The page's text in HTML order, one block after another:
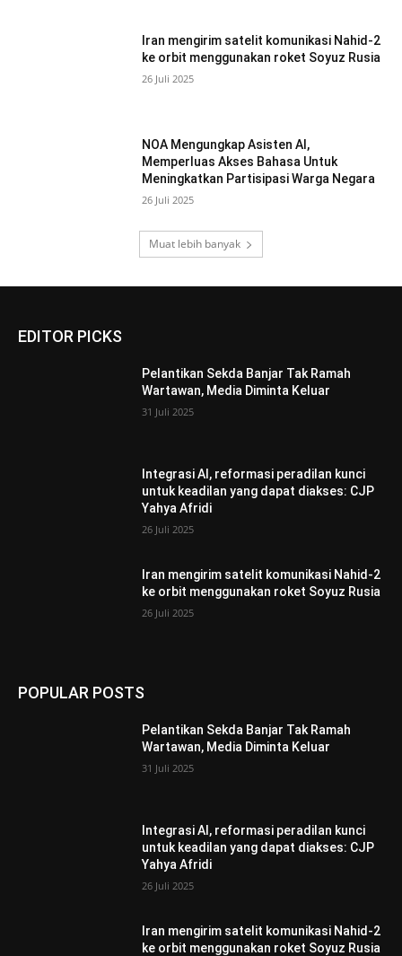
Iran mengirim satelit komunikasi Nahid-2
ke orbit menggunakan roket Soyuz Rusia
26 Juli 2025
NOA Mengungkap Asisten AI,
Memperluas Akses Bahasa Untuk
Meningkatkan Partisipasi Warga Negara
26 Juli 2025
Muat lebih banyak
EDITOR PICKS
Pelantikan Sekda Banjar Tak Ramah
Wartawan, Media Diminta Keluar
31 Juli 2025
Integrasi AI, reformasi peradilan kunci
untuk keadilan yang dapat diakses: CJP
Yahya Afridi
26 Juli 2025
Iran mengirim satelit komunikasi Nahid-2
ke orbit menggunakan roket Soyuz Rusia
26 Juli 2025
POPULAR POSTS
Pelantikan Sekda Banjar Tak Ramah
Wartawan, Media Diminta Keluar
31 Juli 2025
Integrasi AI, reformasi peradilan kunci
untuk keadilan yang dapat diakses: CJP
Yahya Afridi
26 Juli 2025
Iran mengirim satelit komunikasi Nahid-2
ke orbit menggunakan roket Soyuz Rusia